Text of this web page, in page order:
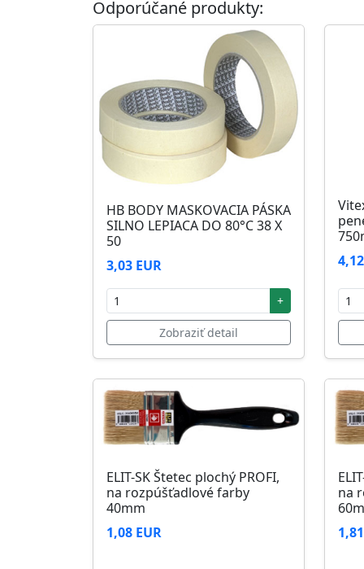
48 mesiacov v orig. uzavretých obaloch
Odporúčané produkty:
HB BODY MASKOVACIA PÁSKA
SILNO LEPIACA DO 80°C 38 X
50
3,03 EUR
+
Zobraziť detail
ELIT-SK Štetec plochý PROFI,
na rozpúšťadlové farby
40mm
1,08 EUR
na